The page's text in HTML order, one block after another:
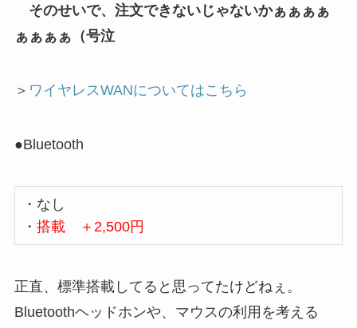
そのせいで、注文できないじゃないかぁぁぁぁ
ぁぁぁぁ（号泣
＞ ワイヤレスWANについてはこちら
●Bluetooth
・なし
・ 搭載 ＋2,500円
正直、標準搭載してると思ってたけどねぇ。
Bluetoothヘッドホンや、マウスの利用を考える